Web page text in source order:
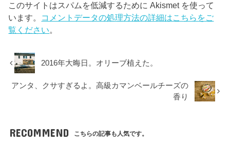
このサイトはスパムを低減するために Akismet を使って
います。 コメントデータの処理方法の詳細はこちらをご
覧ください。
2016年大晦日。オリーブ植えた。
アンタ、クサすぎるよ。高級カマンベールチーズの
香り
RECOMMEND こちらの記事も人気です。